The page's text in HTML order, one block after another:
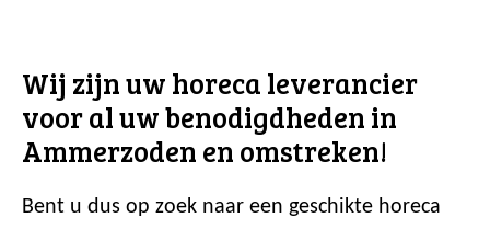
Wij zijn uw horeca leverancier
voor al uw benodigdheden in
Ammerzoden en omstreken!
Bent u dus op zoek naar een geschikte horeca